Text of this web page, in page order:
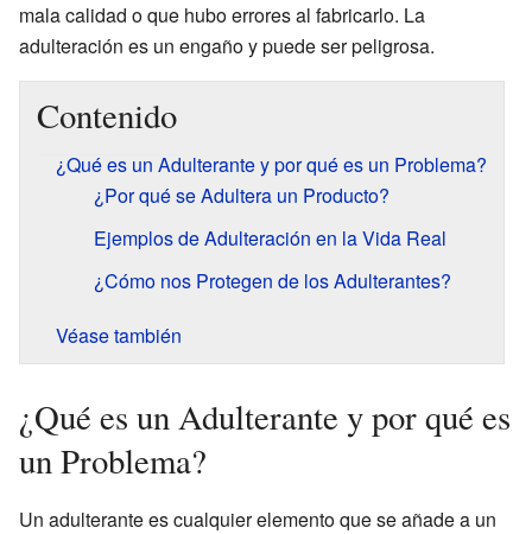
mala calidad o que hubo errores al fabricarlo. La
adulteración es un engaño y puede ser peligrosa.
Contenido
¿Qué es un Adulterante y por qué es un Problema?
¿Por qué se Adultera un Producto?
Ejemplos de Adulteración en la Vida Real
¿Cómo nos Protegen de los Adulterantes?
Véase también
¿Qué es un Adulterante y por qué es
un Problema?
Un adulterante es cualquier elemento que se añade a un